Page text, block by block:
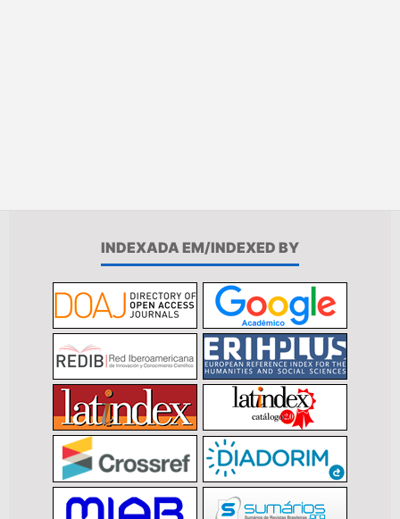
INDEXADA EM/INDEXED BY